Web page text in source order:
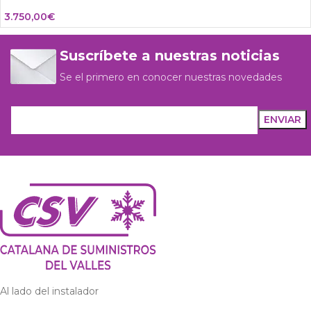
3.750,00€
Suscríbete a nuestras noticias
Se el primero en conocer nuestras novedades
Al lado del instalador